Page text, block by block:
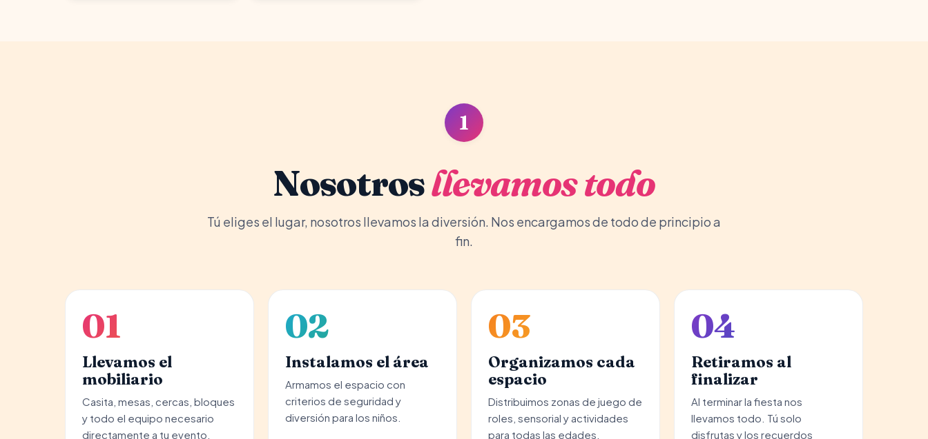
1
Nosotrosllevamos todo
Tú eliges el lugar, nosotros llevamos la diversión. Nos encargamos de todo de principio a
fin.
01
Llevamos el
mobiliario
Casita, mesas, cercas, bloques
y todo el equipo necesario
directamente a tu evento.
02
Instalamos el área
Armamos el espacio con
criterios de seguridad y
diversión para los niños.
03
Organizamos cada
espacio
Distribuimos zonas de juego de
roles, sensorial y actividades
para todas las edades.
04
Retiramos al
finalizar
Al terminar la fiesta nos
llevamos todo. Tú solo
disfrutas y los recuerdos